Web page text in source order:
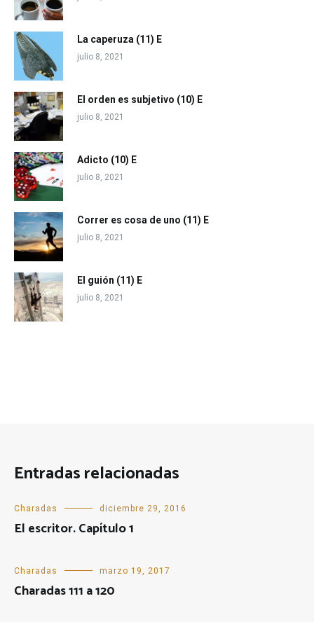
La caperuza (11) E
julio 8, 2021
El orden es subjetivo (10) E
julio 8, 2021
Adicto (10) E
julio 8, 2021
Correr es cosa de uno (11) E
julio 8, 2021
El guión (11) E
julio 8, 2021
Entradas relacionadas
Charadas diciembre 29, 2016
El escritor. Capítulo 1
Charadas marzo 19, 2017
Charadas 111 a 120